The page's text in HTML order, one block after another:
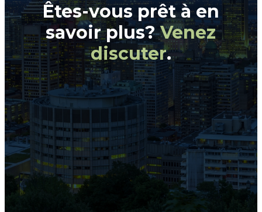
Êtes-vous prêt à en
savoir plus? Venez
discuter.